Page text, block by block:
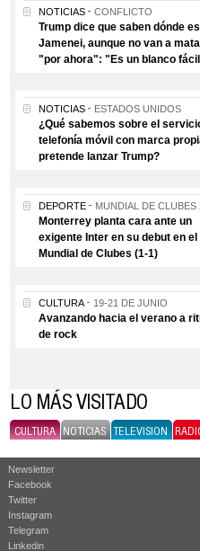
NOTICIAS CONFLICTO
Trump dice que saben dónde
Jamenei, aunque no van a
"por ahora": "Es un blanco
NOTICIAS ESTADOS UNIDOS
¿Qué sabemos sobre el
telefonía móvil con marca
pretende lanzar Trump?
DEPORTE MUNDIAL DE CLUBES
Monterrey planta cara ante un
exigente Inter en su debut en el
Mundial de Clubes (1-1)
CULTURA 19-21 DE JUNIO
Avanzando hacia el verano a
de rock
LO MÁS VISITADO
CULTURA NOTICIAS TELEVISION
Newsletter
Facebook
Twitter
Instagram
Telegram
Linkedin